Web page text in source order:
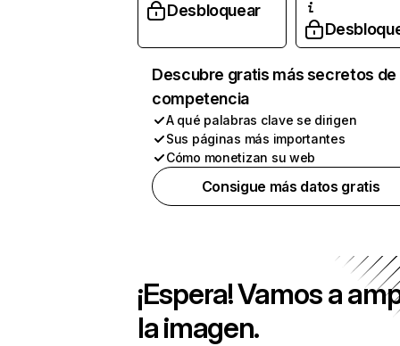
Desbloquear
Descubre gratis más secretos de
competencia
A qué palabras clave se dirigen
Sus páginas más importantes
Cómo monetizan su web
Consigue más datos gratis
¡Espera! Vamos a
la imagen.